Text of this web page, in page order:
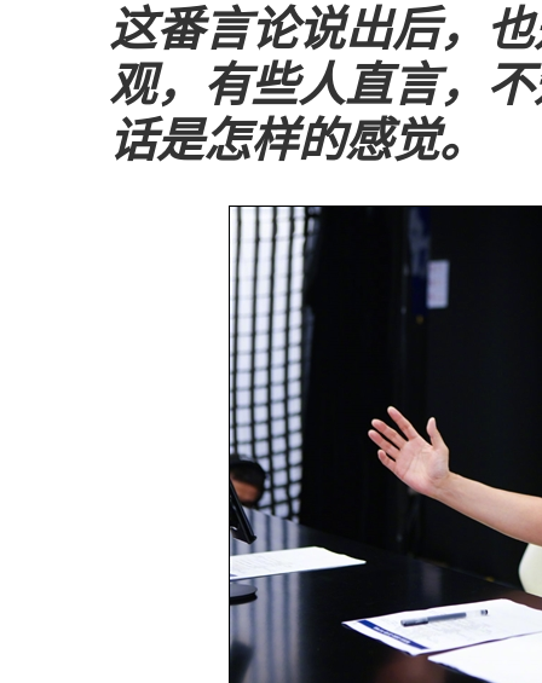
这番言论说出后，
观，有些人直言，
话是怎样的感觉。